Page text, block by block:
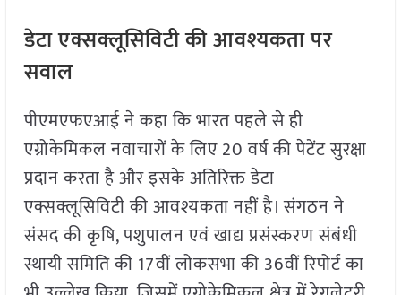
डेटा एक्सक्लूसिविटी की आवश्यकता पर
सवाल
पीएमएफएआई ने कहा कि भारत पहले से ही
एग्रोकेमिकल नवाचारों के लिए 20 वर्ष की पेटेंट सुरक्षा
प्रदान करता है और इसके अतिरिक्त डेटा
एक्सक्लूसिविटी की आवश्यकता नहीं है। संगठन ने
संसद की कृषि, पशुपालन एवं खाद्य प्रसंस्करण संबंधी
स्थायी समिति की 17वीं लोकसभा की 36वीं रिपोर्ट का